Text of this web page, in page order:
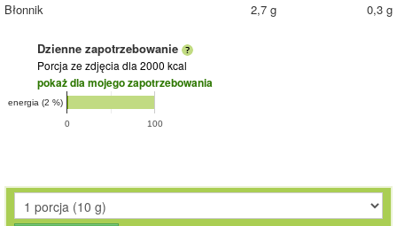
Błonnik
2,7 g 0,3 g
Dzienne zapotrzebowanie
Porcja ze zdjęcia dla 2000 kcal
pokaż dla mojego zapotrzebowania
0 100
energia (2 %)